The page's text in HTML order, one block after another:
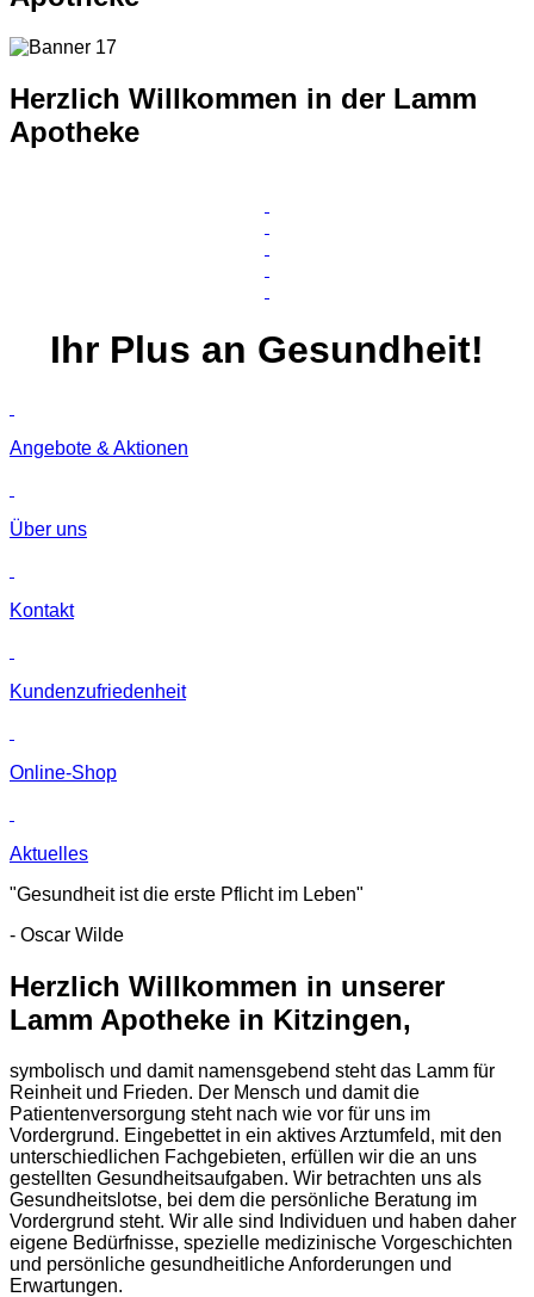
Herzlich Willkommen in der Lamm
Apotheke
Ihr Plus an Gesundheit!
Angebote & Aktionen
Über uns
Kontakt
Kunden­zufriedenheit
Online-Shop
Aktuelles
"Gesundheit ist die erste Pflicht im Leben"
- Oscar Wilde
Herzlich Willkommen in unserer
Lamm Apotheke in Kitzingen,
symbolisch und damit namensgebend steht das Lamm für
Reinheit und Frieden. Der Mensch und damit die
Patientenversorgung steht nach wie vor für uns im
Vordergrund. Eingebettet in ein aktives Arztumfeld, mit den
unterschiedlichen Fachgebieten, erfüllen wir die an uns
gestellten Gesundheitsaufgaben. Wir betrachten uns als
Gesundheitslotse, bei dem die persönliche Beratung im
Vordergrund steht. Wir alle sind Individuen und haben daher
eigene Bedürfnisse, spezielle medizinische Vorgeschichten
und persönliche gesundheitliche Anforderungen und
Erwartungen.